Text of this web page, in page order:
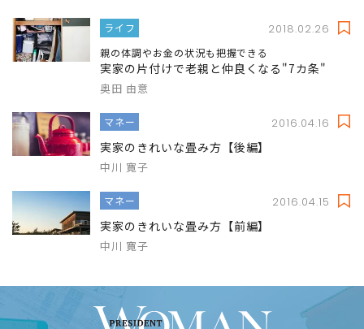
ライフ 2018.02.26
親の体調やお金の状況も把握できる
実家の片付けで老親と仲良くなる"7カ条"
奥田 由意
マネー 2016.04.16
実家のきれいな畳み方【後編】
中川 寛子
マネー 2016.04.15
実家のきれいな畳み方【前編】
中川 寛子